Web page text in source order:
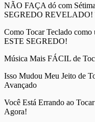
NÃO FAÇA dó com
SEGREDO REVELADO!
Como Tocar Teclado
ESTE SEGREDO!
Música Mais FÁCIL de
Isso Mudou Meu Jeito de
Avançado
Você Está Errando ao
Agora!